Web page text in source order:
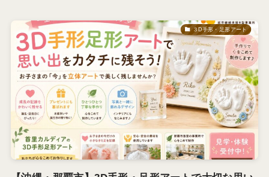
３D手形・足形アート